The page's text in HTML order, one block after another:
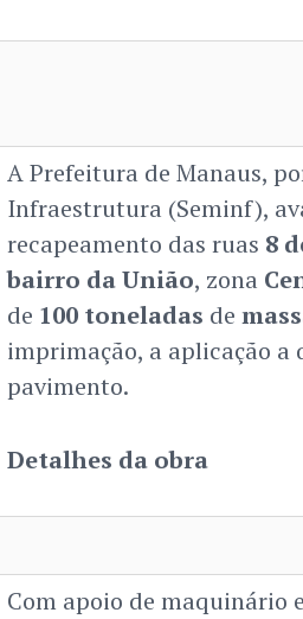
A Prefeitura de Manaus,
Infraestrutura (Seminf),
recapeamento das ruas 8
bairro da União, zona
de 100 toneladas de
imprimação, a aplicação a
pavimento.
Detalhes da obra
Com apoio de maquinário